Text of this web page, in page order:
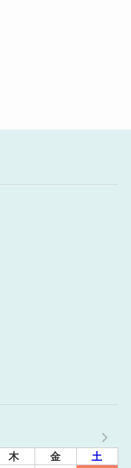
木 金 土